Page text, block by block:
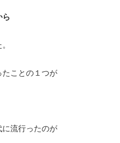
ら
ことの１つが
流行ったのが